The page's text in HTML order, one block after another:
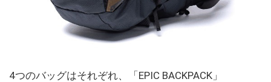
4つのバッグはそれぞれ、「EPIC BACKPACK」